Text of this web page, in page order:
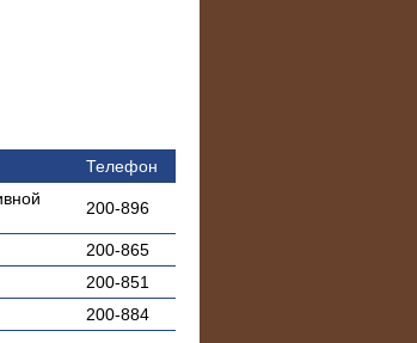
Телефон
200-896
200-865
200-851
200-884